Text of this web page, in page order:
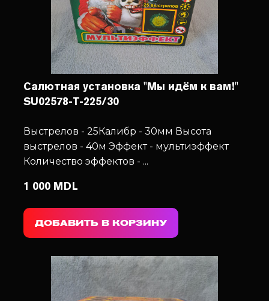
Салютная установка "Мы идём к вам!"
SU02578-T-225/30
Выстрелов - 25Калибр - 30мм Высота
выстрелов - 40м Эффект - мультиэффект
Количество эффектов - ...
1 000 MDL
ДОБАВИТЬ В КОРЗИНУ